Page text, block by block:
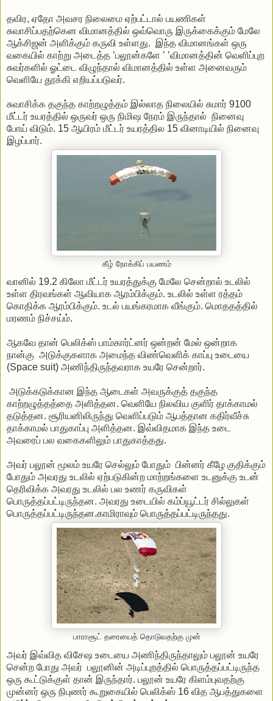
தவிர, ஏதோ அவசர நிலைமை ஏற்பட்டால் பயணிகள்
சுவாசிப்பதற்கென விமானத்தில் ஒவ்வொரு இருக்கைக்கும் மேலே
ஆக்சிஜன் அளிக்கும் கருவி உள்ளது. இந்த விமானங்கள் ஒரு
வகையில் காற்று அடைத்த ’பலூன்களே ’ ’விமானத்தின் வெளிப்புற
சுவர்களில் ஓட்டை விழுந்தால் விமானத்தில் உள்ள அனைவரும்
வெளியே தூக்கி எறியப்படுவர்.
சுவாசிக்க தகுந்த காற்றழுத்தம் இல்லாத நிலையில் சுமார் 9100
மீட்டர் உயரத்தில் ஒருவர் ஒரு நிமிஷ நேரம் இருந்தால் நினைவு
போய் விடும். 15 ஆயிரம் மீட்டர் உயரத்தில 15 வினாடியில் நினைவு
இழப்பார்.
கீழ் நோக்கிப் பயணம்
வானில் 19.2 கிலோ மீட்டர் உயரத்துக்கு மேலே சென்றால் உடலில்
உள்ள திரவங்கள் ஆவியாக ஆரம்பிக்கும். உடலில் உள்ள ரத்தம்
கொதிக்க ஆரம்பிக்கும். உடல் பயங்கரமாக வீங்கும். மொததத்தில்
மரணம் நிச்சய்ம்.
ஆகவே தான் பெலிக்ஸ் பாம்கார்ட்னர் ஒன்றன் மேல் ஒன்றாக
நான்கு அடுக்குகளாக அமைந்த விண்வெளிக் காப்பு உடையை
(Space suit) அணிந்திருந்தவராக உயரே சென்றார்.
அடுக்கடுக்கான இந்த ஆடைகள் அவருக்குத் தகுந்த
காற்றழுத்தத்தை அளித்தன. வெளியே நிலவிய குளிர் தாக்காமல்
தடுத்தன. சூரியனிலிருந்து வெளிப்படும் ஆபத்தான கதிர்வீச்சு
தாக்காமல் பாதுகாப்பு அளித்தன. இவ்விதமாக இந்த உடை
அவரைப் பல வகைகளிலும் பாதுகாத்தது.
அவர் பலூன் மூலம் உயரே செல்லும் போதும் பின்னர் கீழே குதிக்கும்
போதும் அவரது உடலில் ஏற்படுகின்ற மாற்றங்களை உடனுக்கு உடன்
தெரிவிக்க அவரது உடலில் பல உணர் கருவிகள்
பொருத்தப்பட்டிருந்தன. அவரது உடையில் கம்ப்யூட்டர் சில்லுகள்
பொருத்தப்பட்டிருந்தன.காமிராவும் பொருத்தப்பட்டிருந்தது.
பாராசூட் தரையைத் தொடுவதற்கு முன்
அவர் இவ்வித விசேஷ உடையை அணிந்திருந்தாலும் பலூன் உயரே
சென்ற போது அவர் பலூனின் அடிப்புறத்தில் பொருத்தப்பட்டிருந்த
ஒரு கூட்டுக்குள் தான் இருந்தார். பலூன் உயரே கிளம்புவதற்கு
முன்னர் ஒரு நிபுணர் கூறுகையில் பெலிக்ஸ் 16 வித ஆபத்துகளை